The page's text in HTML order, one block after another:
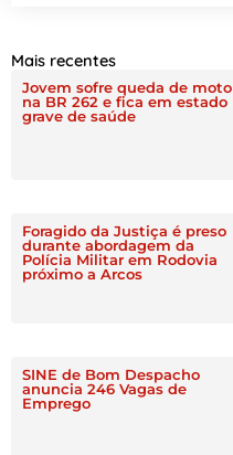
Mais recentes
Jovem sofre queda de moto
na BR 262 e fica em estado
grave de saúde
Foragido da Justiça é preso
durante abordagem da
Polícia Militar em Rodovia
próximo a Arcos
SINE de Bom Despacho
anuncia 246 Vagas de
Emprego